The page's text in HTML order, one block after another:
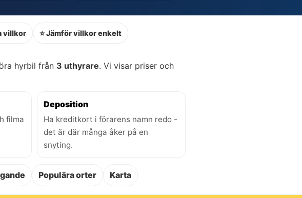
villkor ⭐ Jämför villkor enkelt
hyrbil från 3 uthyrare. Vi visar priser och
filma
Deposition
Ha kreditkort i förarens namn redo -
det är där många åker på en
snyting.
Populära orter Karta